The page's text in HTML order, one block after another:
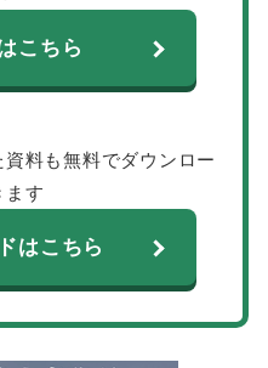
こちら
料も無料でダウンロー
ます
はこちら